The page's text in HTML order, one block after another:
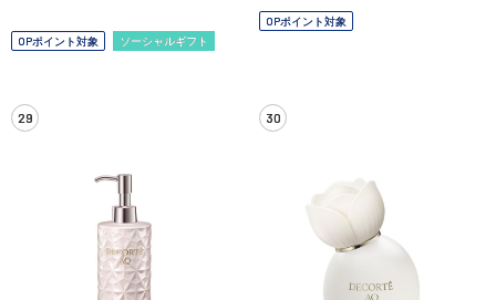
OPポイント対象 ソーシャルギフト
OPポイント対象
29 30